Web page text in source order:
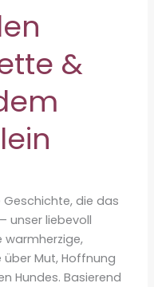
&
Geschichte, die das
unser liebevoll
warmherzige,
Mut, Hoffnung
Hundes. Basierend